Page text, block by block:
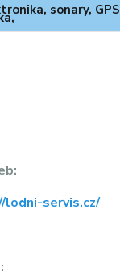
sonary, GPS
servis.cz/